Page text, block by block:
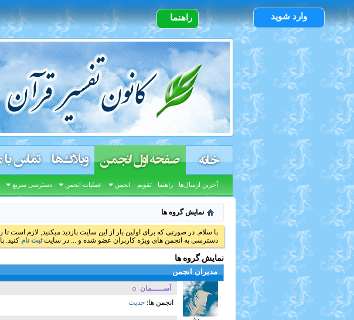
راهنما وارد شوید
خانه صفحه اول انجمن
آخرین ارسال‌ها راهنما تقویم انجمن عملیات انجمن دسترسی سریع
وبلاگ‌ها تماس
نمایش گروه ها
با سلام. در صورتی که برای اولین بار از این سایت بازدید میکنید, لازم است تا
دسترسی به انجمن های ویژه کاربران عضو شده و ... در سایتثبت نام کنید.
نمایش گروه ها
مدیران انجمن
آســـــمان
انجمن ها: حدیث